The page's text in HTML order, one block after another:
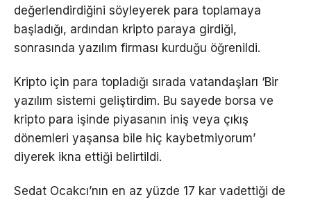
değerlendirdiğini söyleyerek para toplamaya
başladığı, ardından kripto paraya girdiği,
sonrasında yazılım firması kurduğu öğrenildi.
Kripto için para topladığı sırada vatandaşları ‘Bir
yazılım sistemi geliştirdim. Bu sayede borsa ve
kripto para işinde piyasanın iniş veya çıkış
dönemleri yaşansa bile hiç kaybetmiyorum’
diyerek ikna ettiği belirtildi.
Sedat Ocakcı’nın en az yüzde 17 kar vadettiği de